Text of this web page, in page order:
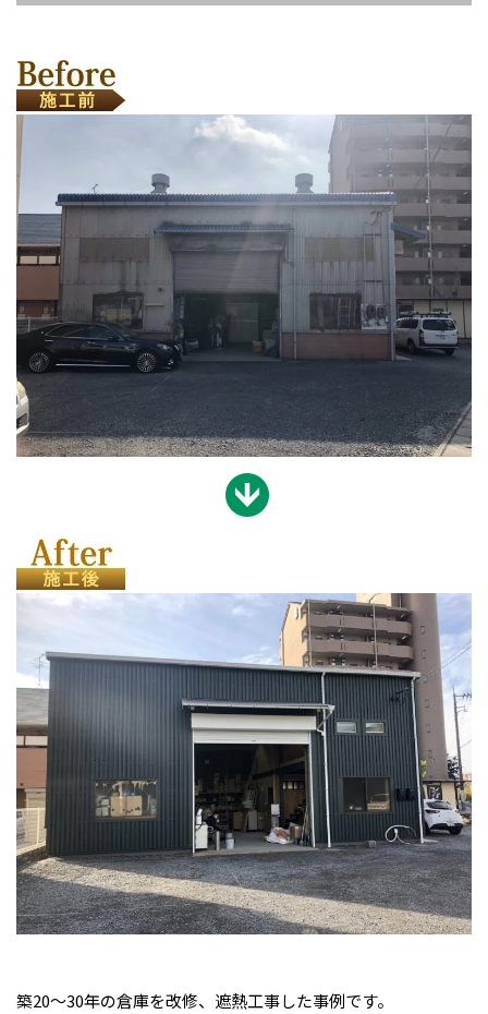
築20〜30年の倉庫を改修、遮熱工事した事例です。